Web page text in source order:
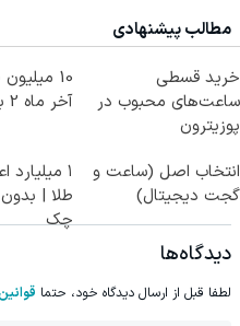
مطالب پیشنهادی
خرید قسطی
ساعت‌های محبوب در
پوزیترون
10
آخر ماه 2 برابرشو ببر🔥
انتخاب اصل (ساعت و
گجت دیجیتال)
۱ میلیارد
طلا |
چک
دیدگاه‌ها
لطفا قبل از ارسال دیدگاه خود، حتما